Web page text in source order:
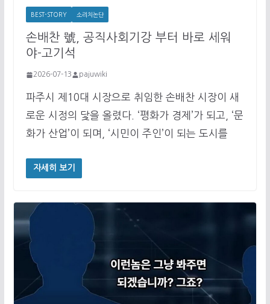
BEST-STORY 소리치논단
손배찬 號, 공직사회기강 부터 바로 세워
야-고기석
2026-07-13 pajuwiki
파주시 제10대 시장으로 취임한 손배찬 시장이 새
로운 시정의 닻을 올렸다. ‘평화가 경제’가 되고, ‘문
화가 산업’이 되며, ‘시민이 주인’이 되는 도시를
자세히 보기